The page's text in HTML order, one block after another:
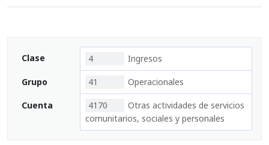
Clase 4 Ingresos
Grupo 41 Operacionales
Cuenta 4170
Otras actividades de servicios
comunitarios, sociales y personales